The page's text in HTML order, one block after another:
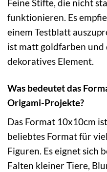
Feine Stifte, die nicht
funktionieren. Es
einem Testblatt
ist matt goldfarben und
dekoratives Element.
Was bedeutet das
Origami-Projekte?
Das Format 10x10cm
beliebtes Format für
Figuren. Es eignet sich
Falten kleiner Tiere,